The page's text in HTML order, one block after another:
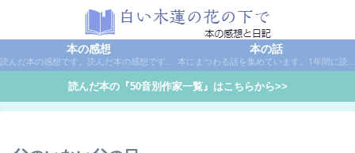
本の感想
読んだ本の感想です。読んだ本の感想です。本は作家名で50音別に分類しています。
本の話
本にまつわる話を集めています。1年間に読んだ本の総括や、本に関する話題など。
読んだ本の『50音別作家一覧』はこちらから>>